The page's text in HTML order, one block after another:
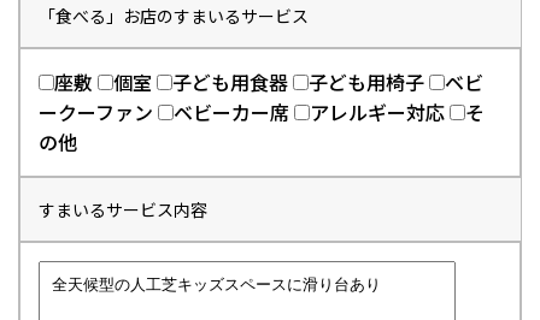
「食べる」お店のすまいるサービス
座敷 個室 子ども用食器 子ども用椅子
ベビ
ークーファン
ベビーカー席 アレルギー対応
そ
の他
すまいるサービス内容